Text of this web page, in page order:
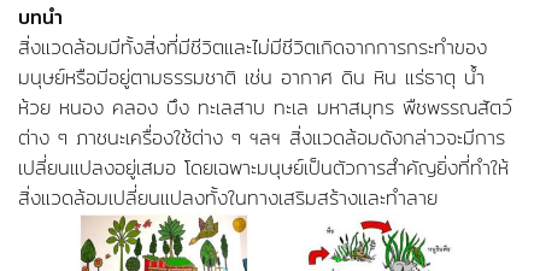
บทนำ
สิ่งแวดล้อมมีทั้งสิ่งที่มีชีวิตและไม่มีชีวิตเกิดจากการกระทำของ
มนุษย์หรือมีอยู่ตามธรรมชาติ เช่น อากาศ ดิน หิน แร่ธาตุ น้ำ
ห้วย หนอง คลอง บึง ทะเลสาบ ทะเล มหาสมุทร พืชพรรณสัตว์
ต่าง ๆ ภาชนะเครื่องใช้ต่าง ๆ ฯลฯ สิ่งแวดล้อมดังกล่าวจะมีการ
เปลี่ยนแปลงอยู่เสมอ โดยเฉพาะมนุษย์เป็นตัวการสำคัญยิ่งที่ทำให้
สิ่งแวดล้อมเปลี่ยนแปลงทั้งในทางเสริมสร้างและทำลาย